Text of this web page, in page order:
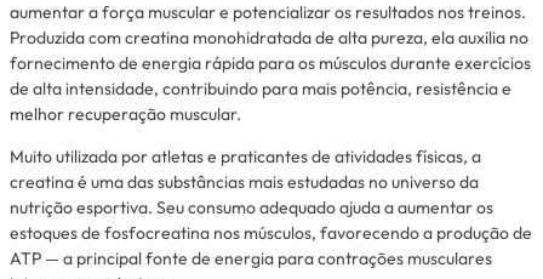
aumentar a força muscular e potencializar os resultados nos treinos.
Produzida com creatina monohidratada de alta pureza, ela auxilia no
fornecimento de energia rápida para os músculos durante exercícios
de alta intensidade, contribuindo para mais potência, resistência e
melhor recuperação muscular.
Muito utilizada por atletas e praticantes de atividades físicas, a
creatina é uma das substâncias mais estudadas no universo da
nutrição esportiva. Seu consumo adequado ajuda a aumentar os
estoques de fosfocreatina nos músculos, favorecendo a produção de
ATP — a principal fonte de energia para contrações musculares